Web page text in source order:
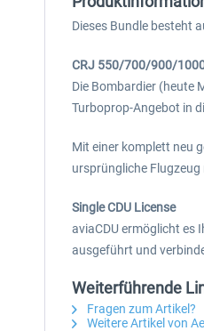
Dieses Bundle besteht
CRJ 550/700/900/
Die Bombardier (heute
Turboprop-Angebot in
Mit einer komplett neu
ursprüngliche
Single CDU License
aviaCDU ermöglicht es
ausgeführt und
Weiterführende
Fragen zum Artikel?
Weitere Artikel von